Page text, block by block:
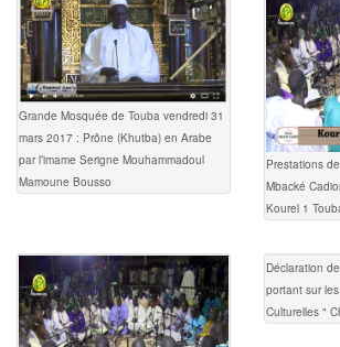
Grande Mosquée de Touba vendredi 31
mars 2017 : Prône (Khutba) en Arabe
par l’imame Serigne Mouhammadoul
Mamoune Bousso
Prestations
Mbacké
Kourel 1
Déclaration
portant sur
Culturelles "